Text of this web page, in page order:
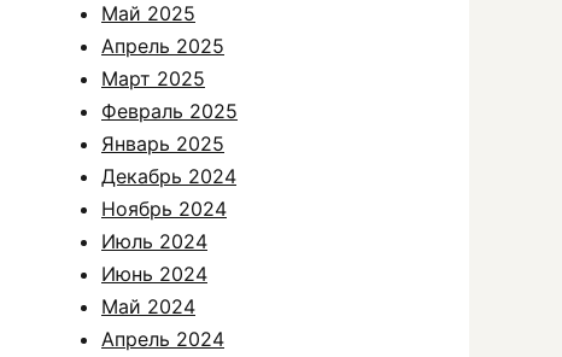
Май 2025
Апрель 2025
Март 2025
Февраль 2025
Январь 2025
Декабрь 2024
Ноябрь 2024
Июль 2024
Июнь 2024
Май 2024
Апрель 2024